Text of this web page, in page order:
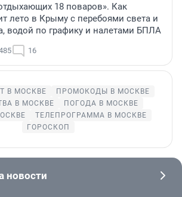
18 поваров». Как
лето в Крыму с перебоями света и
водой по графику и налетами БПЛА
16
В МОСКВЕ
ПРОМОКОДЫ В МОСКВЕ
В МОСКВЕ
ПОГОДА В МОСКВЕ
ТЕЛЕПРОГРАММА В МОСКВЕ
ГОРОСКОП
новости